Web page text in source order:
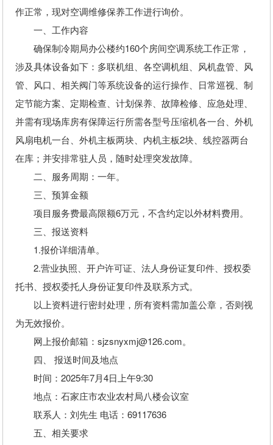
作正常，现对空调维修保养工作进行询价。
一、工作内容
确保制冷期局办公楼约160个房间空调系统工作正常，
涉及具体设备如下：多联机组、各空调机组、风机盘管、风
管、风口、相关阀门等系统设备的运行操作、日常巡视、制
定节能方案、定期检查、计划保养、故障检修、应急处理、
并需有现场库房有保障运行所需各型号压缩机各一台、外机
风扇电机一台、外机主板两块、内机主板2块、线控器两台
在库；并安排常驻人员，随时处理突发故障。
二、服务周期：一年。
三、预算金额
项目服务费最高限额6万元，不含约定以外材料费用。
三、报送资料
1.报价详细清单。
2.营业执照、开户许可证、法人身份证复印件、授权委
托书、授权委托人身份证复印件及联系方式。
以上资料进行密封处理，所有资料需加盖公章，否则视
为无效报价。
网上报价邮箱：sjzsnyxmj@126.com。
四、 报送时间及地点
时间：2025年7月4日上午9:30
地点：石家庄市农业农村局八楼会议室
联系人：刘先生 电话：69117636
五、相关要求